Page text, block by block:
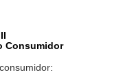
Consumidor